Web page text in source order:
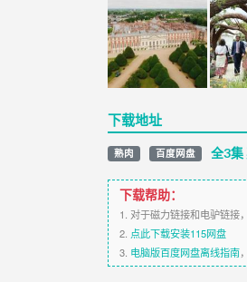
下载地址
熟肉 百度网盘 全3集
下载帮助：
1. 对于磁力链接和电驴链接
2. 点此下载安装115网盘
3. 电脑版百度网盘离线指南，